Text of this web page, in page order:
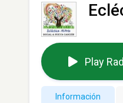
Play
Información